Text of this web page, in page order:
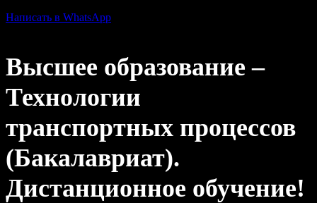
Написать в WhatsApp
Высшее образование –
Технологии
транспортных процессов
(Бакалавриат).
Дистанционное обучение!